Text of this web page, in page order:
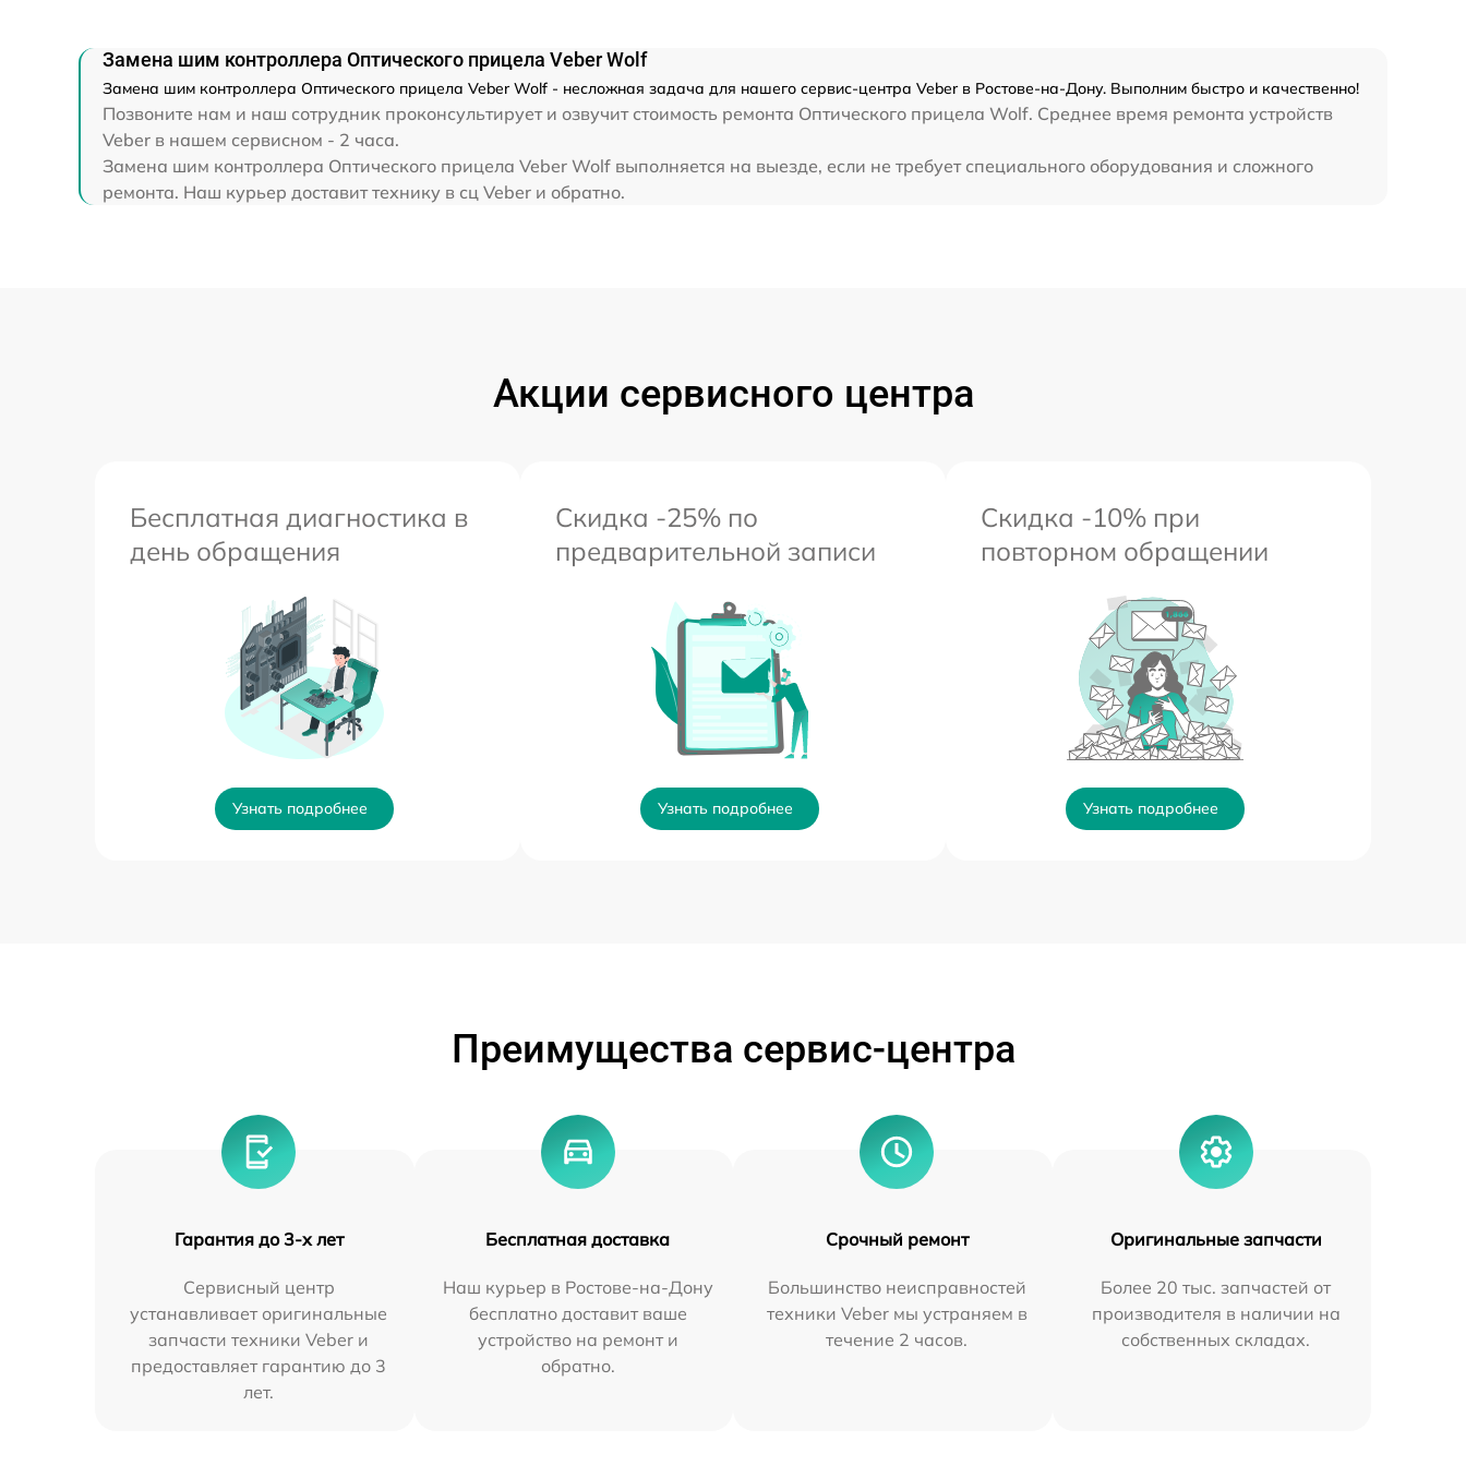
Замена шим контроллера Оптического прицела Veber Wolf
Замена шим контроллера Оптического прицела Veber Wolf - несложная задача для нашего сервис-центра Veber в Ростове-на-Дону. Выполним быстро и качественно!
Позвоните нам и наш сотрудник проконсультирует и озвучит стоимость ремонта Оптического прицела Wolf. Среднее время ремонта устройств
Veber в нашем сервисном - 2 часа.
Замена шим контроллера Оптического прицела Veber Wolf выполняется на выезде, если не требует специального оборудования и сложного
ремонта. Наш курьер доставит технику в сц Veber и обратно.
Акции сервисного центра
Бесплатная диагностика в
день обращения
Узнать подробнее
Скидка -25% по
предварительной записи
Узнать подробнее
Скидка -10% при
повторном обращении
Узнать подробнее
Преимущества сервис-центра
Гарантия до 3-х лет
Сервисный центр
устанавливает оригинальные
запчасти техники Veber и
предоставляет гарантию до 3
лет.
Бесплатная доставка
Наш курьер в Ростове-на-Дону
бесплатно доставит ваше
устройство на ремонт и
обратно.
Срочный ремонт
Большинство неисправностей
техники Veber мы устраняем в
течение 2 часов.
Оригинальные запчасти
Более 20 тыс. запчастей от
производителя в наличии на
собственных складах.